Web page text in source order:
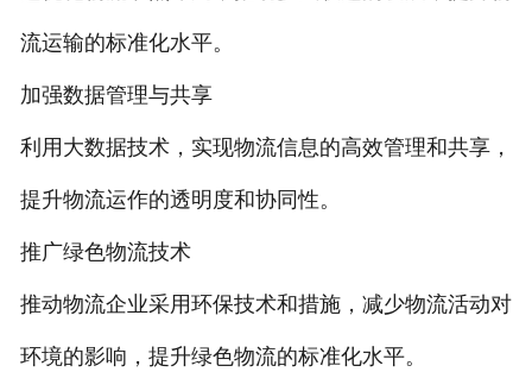
流运输的标准化水平。
加强数据管理与共享
利用大数据技术，实现物流信息的高效管理和共享，
提升物流运作的透明度和协同性。
推广绿色物流技术
推动物流企业采用环保技术和措施，减少物流活动对
环境的影响，提升绿色物流的标准化水平。